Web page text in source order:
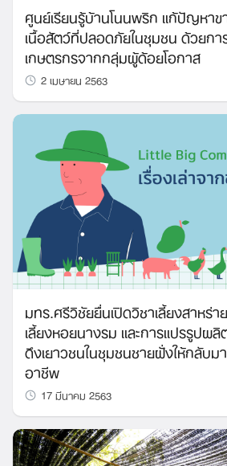
ศูนย์เรียนรู้บ้านโนนพริก แก้ปัญหา
เนื้อสัตว์ที่ปลอดภัยในชุมชน ด้วยก
เกษตรกรจากกลุ่มผู้ด้อยโอกาส
2 เมษายน 2563
มทร.ศรีวิชัยยื่นเปิดวิชาเลี้ยงสาหร่
เลี้ยงหอยนางรม และการแปรรูปผ
ดึงเยาวชนในชุมชนชายฝั่งให้กลับม
อาชีพ
17 มีนาคม 2563